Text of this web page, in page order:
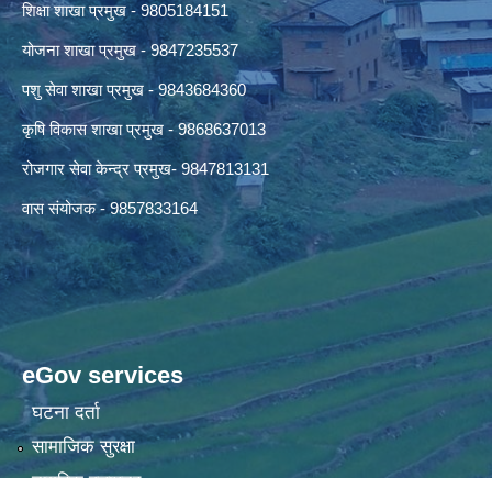
शिक्षा शाखा प्रमुख - 9805184151
योजना शाखा प्रमुख - 9847235537
पशु सेवा शाखा प्रमुख - 9843684360
कृषि विकास शाखा प्रमुख - 9868637013
रोजगार सेवा केन्द्र प्रमुख- 9847813131
वास संयोजक - 9857833164
eGov services
घटना दर्ता
सामाजिक सुरक्षा